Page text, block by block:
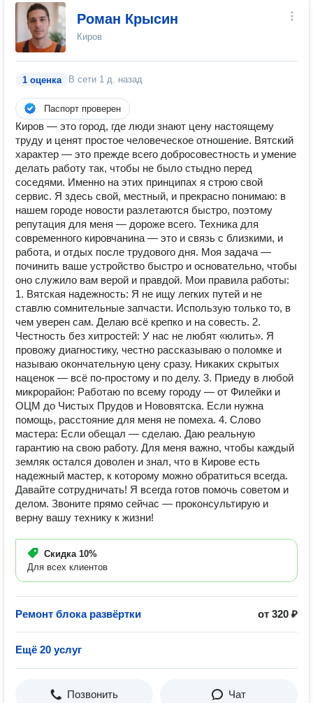
Роман Крысин
Киров
1 оценка В сети 1 д. назад
Паспорт проверен
Киров — это город, где люди знают цену настоящему
труду и ценят простое человеческое отношение. Вятский
характер — это прежде всего добросовестность и умение
делать работу так, чтобы не было стыдно перед
соседями. Именно на этих принципах я строю свой
сервис. Я здесь свой, местный, и прекрасно понимаю: в
нашем городе новости разлетаются быстро, поэтому
репутация для меня — дороже всего. Техника для
современного кировчанина — это и связь с близкими, и
работа, и отдых после трудового дня. Моя задача —
починить ваше устройство быстро и основательно, чтобы
оно служило вам верой и правдой. Мои правила работы:
1. Вятская надежность: Я не ищу легких путей и не
ставлю сомнительные запчасти. Использую только то, в
чем уверен сам. Делаю всё крепко и на совесть. 2.
Честность без хитростей: У нас не любят «юлить». Я
провожу диагностику, честно рассказываю о поломке и
называю окончательную цену сразу. Никаких скрытых
наценок — всё по-простому и по делу. 3. Приеду в любой
микрорайон: Работаю по всему городу — от Филейки и
ОЦМ до Чистых Прудов и Нововятска. Если нужна
помощь, расстояние для меня не помеха. 4. Слово
мастера: Если обещал — сделаю. Даю реальную
гарантию на свою работу. Для меня важно, чтобы каждый
земляк остался доволен и знал, что в Кирове есть
надежный мастер, к которому можно обратиться всегда.
Давайте сотрудничать! Я всегда готов помочь советом и
делом. Звоните прямо сейчас — проконсультирую и
верну вашу технику к жизни!
Скидка 10%
Для всех клиентов
Ремонт блока развёртки от 320 ₽
Ещё 20 услуг
Позвонить Чат